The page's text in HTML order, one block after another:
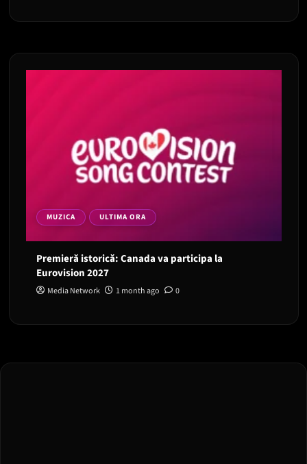
MUZICA ULTIMA ORA
Premieră istorică: Canada va participa la
Eurovision 2027
Media Network 1 month ago 0